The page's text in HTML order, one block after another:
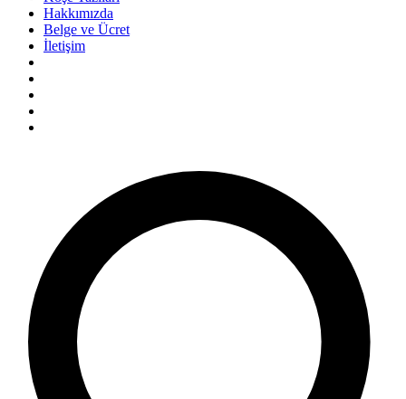
Hakkımızda
Belge ve Ücret
İletişim